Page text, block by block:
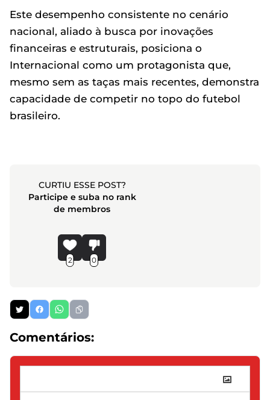
Este desempenho consistente no cenário
nacional, aliado à busca por inovações
financeiras e estruturais, posiciona o
Internacional como um protagonista que,
mesmo sem as taças mais recentes, demonstra
capacidade de competir no topo do futebol
brasileiro.
CURTIU ESSE POST?
Participe e suba no rank
de membros
2 0
Comentários: